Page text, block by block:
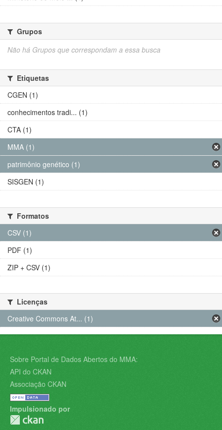
Grupos
Não há Grupos que correspondam a essa busca
Etiquetas
CGEN (1)
conhecimentos tradi... (1)
CTA (1)
MMA (1)
patrimônio genético (1)
SISGEN (1)
Formatos
CSV (1)
PDF (1)
ZIP + CSV (1)
Licenças
Creative Commons At... (1)
Sobre Portal de Dados Abertos do MMA:
API do CKAN
Associação CKAN
Impulsionado por